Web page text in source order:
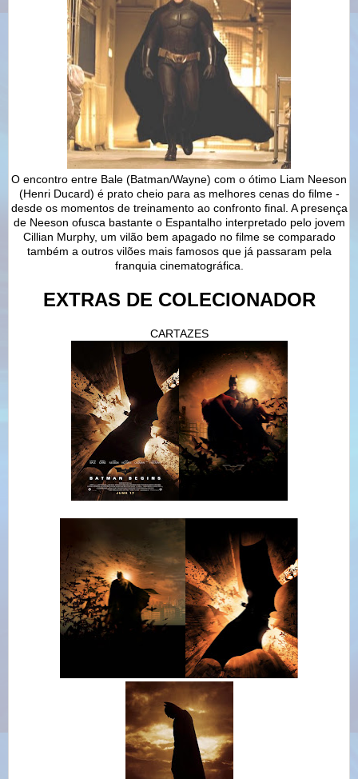
O encontro entre Bale (Batman/Wayne) com o ótimo Liam Neeson
(Henri Ducard) é prato cheio para as melhores cenas do filme -
desde os momentos de treinamento ao confronto final. A presença
de Neeson ofusca bastante o Espantalho interpretado pelo jovem
Cillian Murphy, um vilão bem apagado no filme se comparado
também a outros vilões mais famosos que já passaram pela
franquia cinematográfica.
EXTRAS DE COLECIONADOR
CARTAZES